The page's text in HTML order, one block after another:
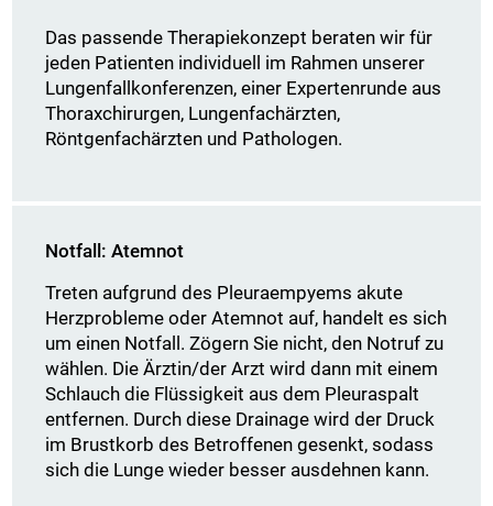
Das passende Therapiekonzept beraten wir für
jeden Patienten individuell im Rahmen unserer
Lungenfallkonferenzen, einer Expertenrunde aus
Thoraxchirurgen, Lungenfachärzten,
Röntgenfachärzten und Pathologen.
Notfall: Atemnot
Treten aufgrund des Pleuraempyems akute
Herzprobleme oder Atemnot auf, handelt es sich
um einen Notfall. Zögern Sie nicht, den Notruf zu
wählen. Die Ärztin/der Arzt wird dann mit einem
Schlauch die Flüssigkeit aus dem Pleuraspalt
entfernen. Durch diese Drainage wird der Druck
im Brustkorb des Betroffenen gesenkt, sodass
sich die Lunge wieder besser ausdehnen kann.